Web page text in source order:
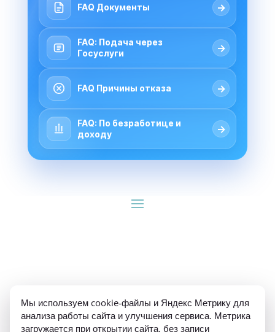
FAQ Документы →
FAQ: Подача через
Госуслуги
→
FAQ Причины отказа →
FAQ: По безработице и
доходу
→
ИП Гуляев Е.А. ОГРН 310784709900570 ИНН
781020474307
Мы используем cookie-файлы и Яндекс Метрику для
анализа работы сайта и улучшения сервиса. Метрика
загружается при открытии сайта, без записи